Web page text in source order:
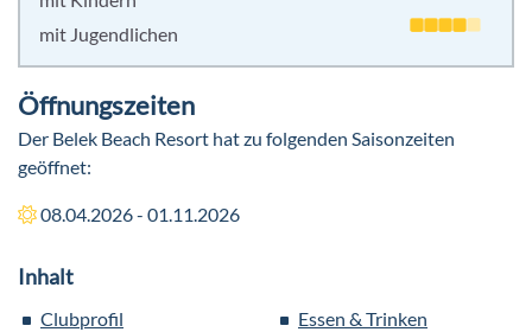
Inhalt
Clubprofil
Essen & Trinken
mit Jugendlichen
Öffnungszeiten
Der Belek Beach Resort hat zu folgenden Saisonzeiten
geöffnet:
08.04.2026 - 01.11.2026